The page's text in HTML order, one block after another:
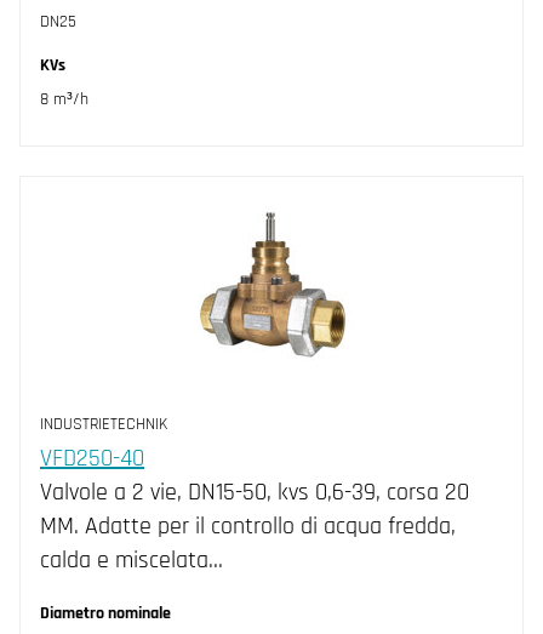
DN25
KVs
8 m³/h
INDUSTRIETECHNIK
VFD250-40
Valvole a 2 vie, DN15-50, kvs 0,6-39, corsa 20
MM. Adatte per il controllo di acqua fredda,
calda e miscelata…
Diametro nominale